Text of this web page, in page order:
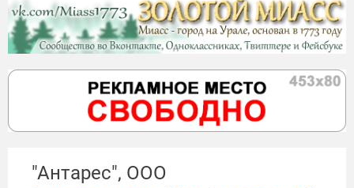
"Антарес", ООО